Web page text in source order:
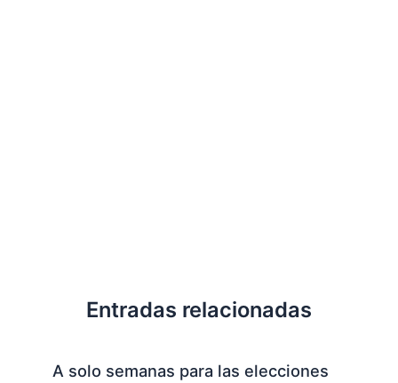
Entradas relacionadas
A solo semanas para las elecciones